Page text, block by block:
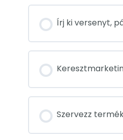
Írj ki versenyt,
Szervezz